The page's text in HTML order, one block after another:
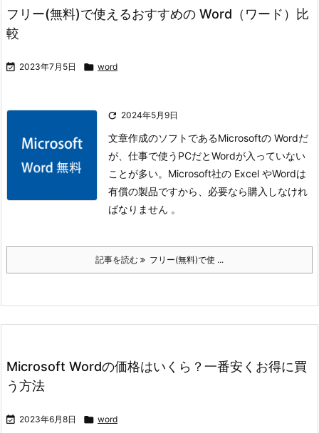
フリー(無料)で使えるおすすめの Word（ワード）比
較
 2023年7月5日  word
 2024年5月9日
文章作成のソフトであるMicrosoftの Wordだ
が、仕事で使うPCだとWordが入っていない
ことが多い。 Microsoft社の Excel やWordは
有償の製品ですから、必要なら購入しなけれ
ばなりません 。
記事を読む フリー(無料)で使 ...
Microsoft Wordの価格はいくら？一番安くお得に買
う方法
 2023年6月8日  word